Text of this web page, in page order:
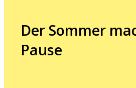
Der Sommer
Pause